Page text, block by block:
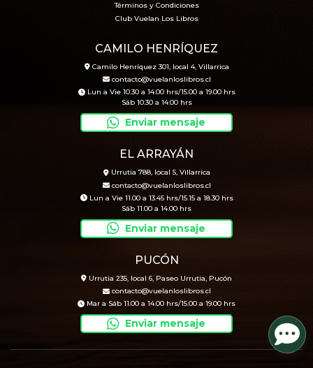
Términos y Condiciones
Club Vuelan Los Libros
CAMILO HENRÍQUEZ
Camilo Henríquez 301, local 4, Villarrica
contacto@vuelanloslibros.cl
Lun a Vie 10.30 a 14.00 hrs/15.00 a 19.00 hrs
Sáb 10.30 a 14.00 hrs
Enviar mensaje
EL ARRAYÁN
Urrutia 788, local 5, Villarrica
contacto@vuelanloslibros.cl
Lun a Vie 11.00 a 13.45 hrs/15.15 a 18.30 hrs
Sáb 11.00 a 14.00 hrs
Enviar mensaje
PUCÓN
Urrutia 235, local 6, Paseo Urrutia, Pucón
contacto@vuelanloslibros.cl
Mar a Sáb 11.00 a 14.00 hrs/15.00 a 19.00 hrs
Enviar mensaje